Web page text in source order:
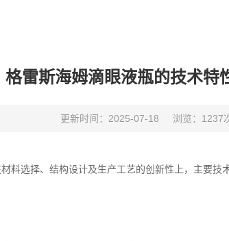
格雷斯海姆滴眼液瓶的技术特
更新时间：2025-07-18 浏览：1237
选择、结构设计及生产工艺的创新性上，主要技术